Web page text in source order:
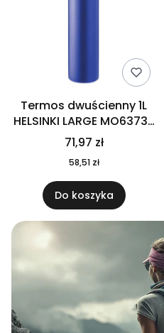
Termos dwuścienny 1L
HELSINKI LARGE MO6373-
04
71,97 zł
58,51 zł
Do koszyka